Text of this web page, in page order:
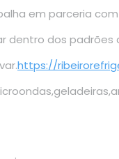
em parceria
dentro dos padrões
https://